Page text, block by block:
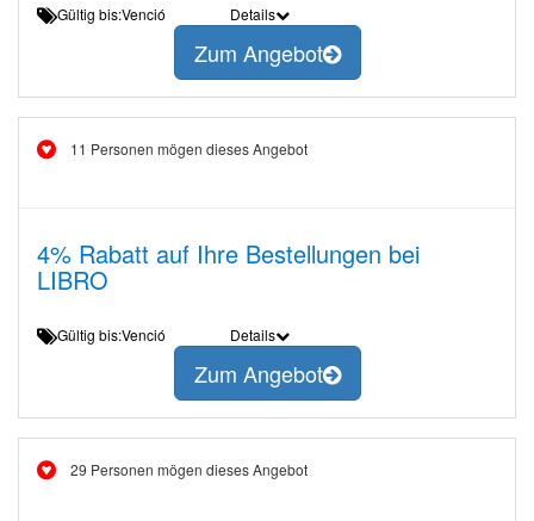
Gültig bis:Venció Details
Zum Angebot
11 Personen mögen dieses Angebot
4% Rabatt auf Ihre Bestellungen bei
LIBRO
Gültig bis:Venció Details
Zum Angebot
29 Personen mögen dieses Angebot